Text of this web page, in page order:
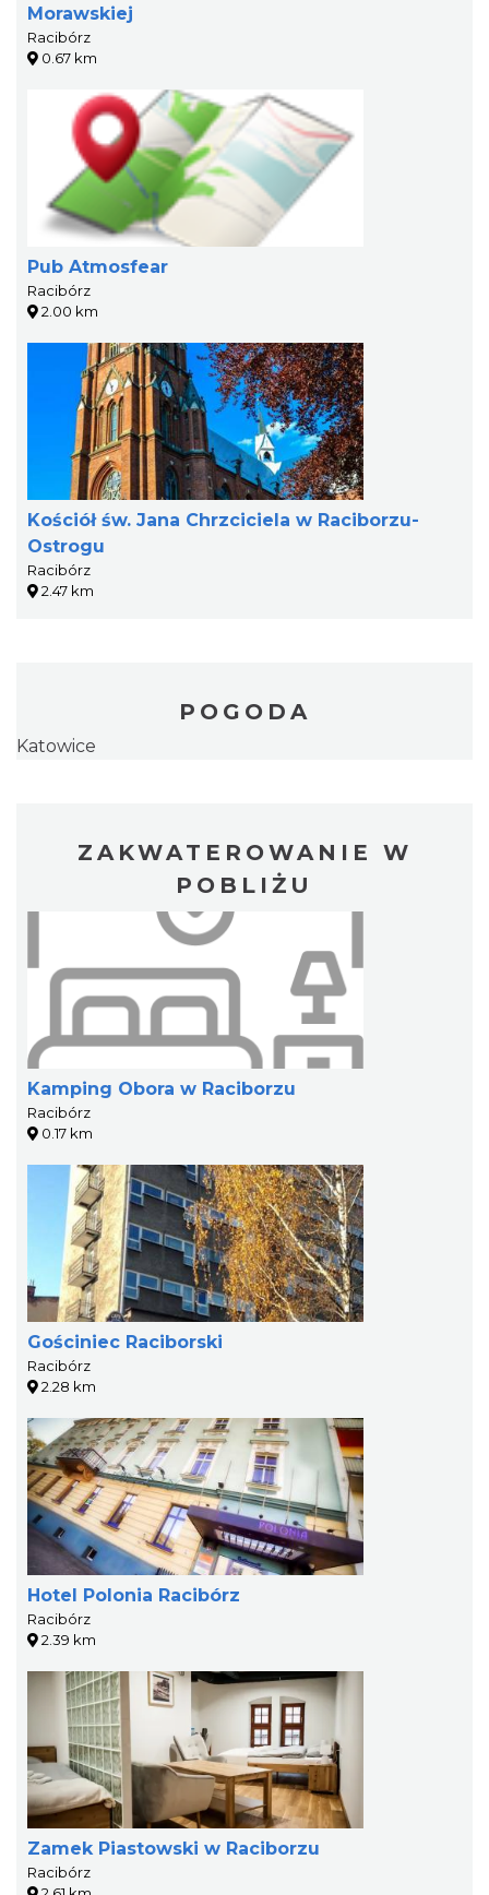
Morawskiej
Racibórz
0.67 km
Pub Atmosfear
Racibórz
2.00 km
Kościół św. Jana Chrzciciela w Raciborzu-
Ostrogu
Racibórz
2.47 km
POGODA
Katowice
ZAKWATEROWANIE W
POBLIŻU
Kamping Obora w Raciborzu
Racibórz
0.17 km
Gościniec Raciborski
Racibórz
2.28 km
Hotel Polonia Racibórz
Racibórz
2.39 km
Zamek Piastowski w Raciborzu
Racibórz